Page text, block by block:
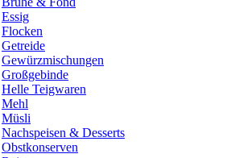
Essig
Flocken
Getreide
Gewürzmischungen
Großgebinde
Helle Teigwaren
Mehl
Müsli
Nachspeisen & Desserts
Obstkonserven